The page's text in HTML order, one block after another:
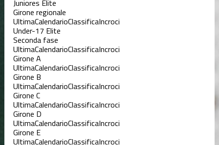
Juniores Elite
Girone regionale
UltimaCalendarioClassificaIncroci
Under-17 Elite
Seconda fase
UltimaCalendarioClassificaIncroci
Girone A
UltimaCalendarioClassificaIncroci
Girone B
UltimaCalendarioClassificaIncroci
Girone C
UltimaCalendarioClassificaIncroci
Girone D
UltimaCalendarioClassificaIncroci
Girone E
UltimaCalendarioClassificaIncroci